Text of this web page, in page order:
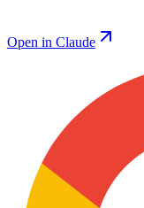
Open in Claude